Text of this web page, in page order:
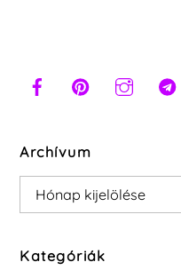
Archívum
Archívum
Kategóriák